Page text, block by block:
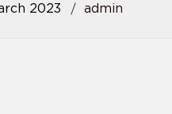
2023 admin